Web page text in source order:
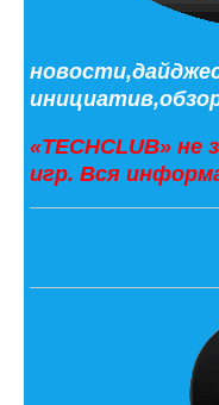
«TECHCLUB»
игр. Вся